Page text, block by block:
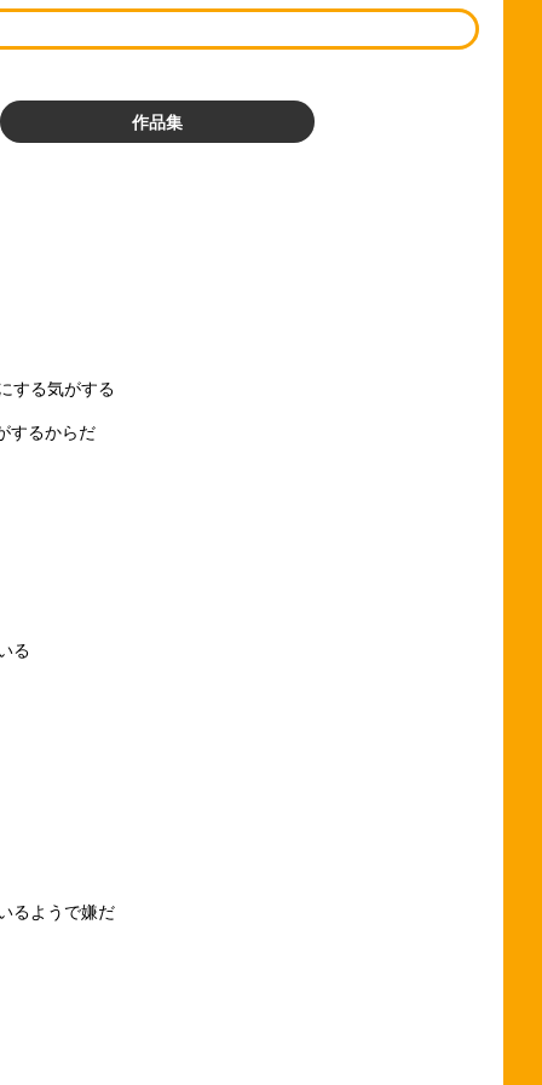
作品集
する気がする
するからだ
る
るようで嫌だ